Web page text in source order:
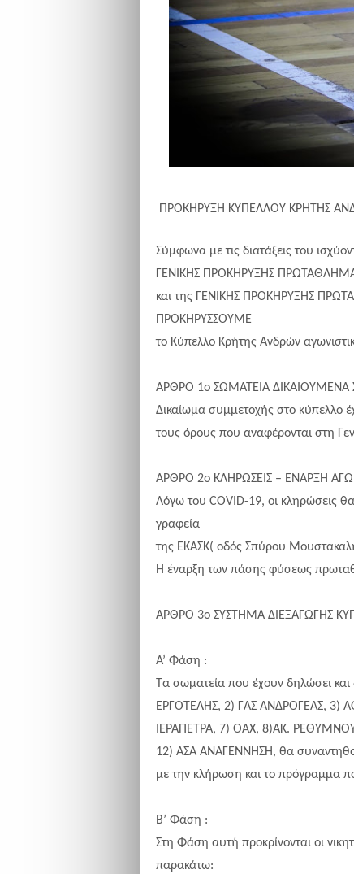
ΠΡΟΚΗΡΥΞΗ ΚΥΠΕΛΛΟΥ ΚΡΗΤΗΣ
Σύμφωνα με τις διατάξεις του
ΓΕΝΙΚΗΣ ΠΡΟΚΗΡΥΞΗΣ
και της ΓΕΝΙΚΗΣ ΠΡΟΚΗΡΥΞΗΣ
ΠΡΟΚΗΡΥΣΣΟΥΜΕ
το Κύπελλο Κρήτης Ανδρών
ΑΡΘΡΟ 1ο ΣΩΜΑΤΕΙΑ
Δικαίωμα συμμετοχής στο κύπελλο
τους όρους που αναφέρονται στη
ΑΡΘΡΟ 2ο ΚΛΗΡΩΣΕΙΣ – ΕΝΑΡΞΗ
Λόγω του COVID-19, οι κληρώσεις
γραφεία
της ΕΚΑΣΚ( οδός Σπύρου
Η έναρξη των πάσης φύσεως
ΑΡΘΡΟ 3ο ΣΥΣΤΗΜΑ ΔΙΕΞΑΓΩΓΗΣ
Α’ Φάση :
Τα σωματεία που έχουν δηλώσει και
ΕΡΓΟΤΕΛΗΣ, 2) ΓΑΣ ΑΝΔΡΟΓΕΑΣ,
IΕΡΑΠΕΤΡΑ, 7) ΟΑΧ, 8)ΑΚ.
12) ΑΣΑ ΑΝΑΓΕΝΝΗΣΗ, θα
με την κλήρωση και το πρόγραμμα
Β’ Φάση :
Στη Φάση αυτή προκρίνονται οι
παρακάτω: